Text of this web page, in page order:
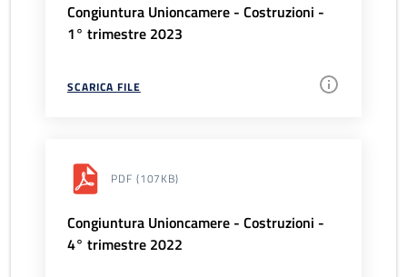
Congiuntura Unioncamere - Costruzioni -
1° trimestre 2023
SCARICA FILE
PDF (107KB)
Congiuntura Unioncamere - Costruzioni -
4° trimestre 2022